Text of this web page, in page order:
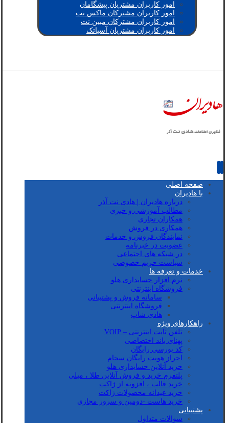
امور کاربران مشتریان پیشگامان
امور کاربران مشترکان ماکس نت
امور کاربران مشترکان مبین نت
امور کاربران مشتریان آسیاتک
صفحه اصلی
با هادیران
درباره هادیران | هادی نت آذر
مطالب آموزشی و خبری
همکاران تجاری
همکاری در فروش
نمایندگان فروش و خدمات
عضویت در خبرنامه
در شبکه های اجتماعی
سیاست حریم خصوصی
خدمات و تعرفه ها
نرم افزار حسابداری هلو
فروشگاه اینترنتی
سامانه فروش و پشتیبانی
فروشگاه اینترنتی
هادی شاپ
راهکارهای ویژه
تلفن ثابت اینترنتی – VOIP
پهنای باند اختصاصی
کد بورسی رایگان
احراز هویت رایگان سجام
خرید آنلاین حسابداری هلو
پلتفرم خرید و فروش آنلاین طلا ، میلی
خرید قالب ، افزونه از ژاکت
خرید عیدانه محصولات ژاکت
خرید هاست -دومین و سرور مجازی
پشتیبانی
سوالات متداول